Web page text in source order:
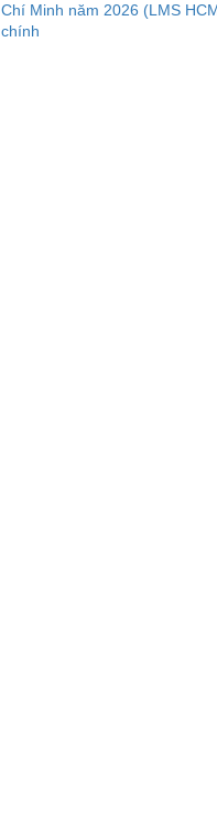
Chí Minh năm 2026 (LMS
chính